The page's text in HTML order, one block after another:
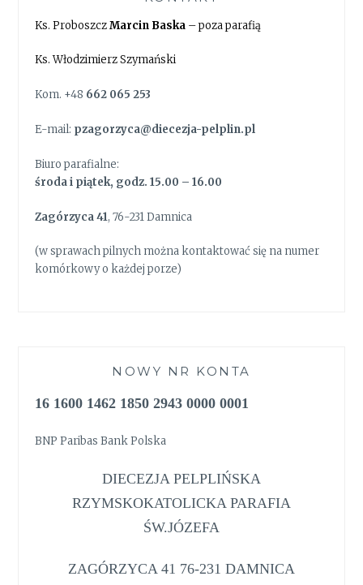
Ks. ProboszczMarcin Baska – poza parafią
Ks. Włodzimierz Szymański
Kom. +48 662 065 253
E-mail: pzagorzyca@diecezja-pelplin.pl
Biuro parafialne:
środa i piątek, godz. 15.00 – 16.00
Zagórzyca 41, 76-231 Damnica
(w sprawach pilnych można kontaktować się na numer
komórkowy o każdej porze)
NOWY NR KONTA
16 1600 1462 1850 2943 0000 0001
BNP Paribas Bank Polska
DIECEZJA PELPLIŃSKA
RZYMSKOKATOLICKA PARAFIA
ŚW.JÓZEFA
ZAGÓRZYCA 41 76-231 DAMNICA